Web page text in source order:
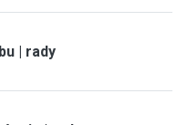
| rady